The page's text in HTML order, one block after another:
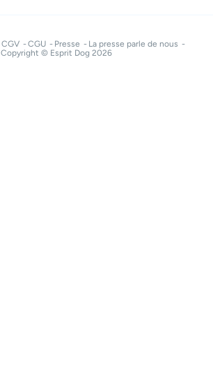
CGV CGU Presse
La presse parle de nous
Copyright © Esprit Dog 2026